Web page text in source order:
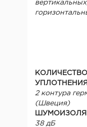
УПЛОТНЕНИЯ
2 контура
(Швеция)
38 дБ